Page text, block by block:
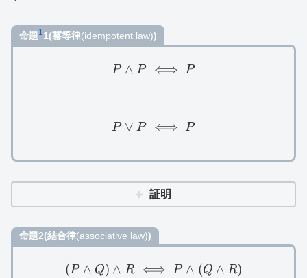
命題11(冪等律(idempotent law))
P\land P\iff P
P ∧ P ⟺ P
P\lor P\iff P
P ∨ P ⟺ P
証明
命題2(結合律(associative law))
(P\land Q)\land R\iff
(P ∧ Q) ∧ R ⟺ P ∧ (Q ∧ R)